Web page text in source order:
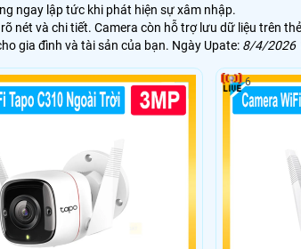
ngay lập tức khi phát hiện sự xâm nhập.
nét và chi tiết. Camera còn hỗ trợ lưu dữ liệu trên
gia đình và tài sản của bạn. Ngày Upate: 8/4/2026
6